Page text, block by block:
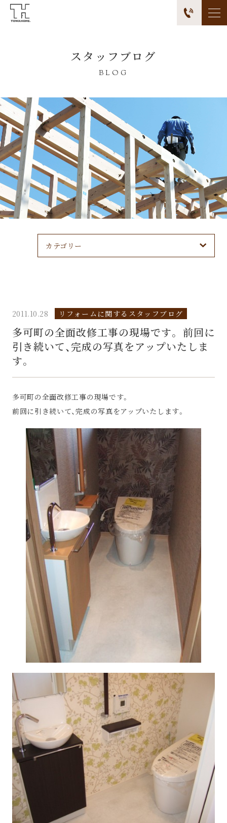
スタッフブログ
BLOG
カテゴリー
2011.10.28 リフォームに関するスタッフブログ
多可町の全面改修工事の現場です。 前回に
引き続いて、完成の写真をアップいたしま
す。
多可町の全面改修工事の現場です。
前回に引き続いて、完成の写真をアップいたします。